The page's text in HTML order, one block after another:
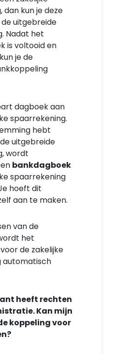
dan kun je deze
uitgebreide
Nadat het
is voltooid en
je de
dagboek aan
spaarrekening.
hebt
uitgebreide
wordt
bankdagboek
spaarrekening
hoeft dit
aan te maken.
van de
het
de zakelijke
automatisch
heeft rechten
Kan mijn
koppeling voor